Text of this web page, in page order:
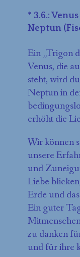
* 3.6.:
Neptun
Ein „Trigon
Venus, die
steht, wird
Neptun in
erhöht die
Wir können
unsere
und
Liebe
Erde und
Ein guter
zu danken
und für ihre